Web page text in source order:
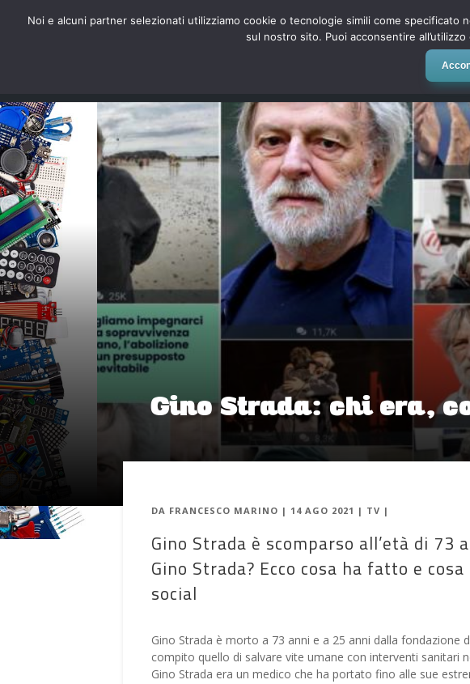
Social
Gino Strada: chi era,
DA FRANCESCO MARINO | 14 AGO 2021 | TV |
Gino Strada è scomparso all’età di
Gino Strada? Ecco cosa ha fatto e
social
Gino Strada è morto a 73 anni e a 25 anni dalla fondazione
compito quello di salvare vite umane con interventi sanitari
Gino Strada era un medico che ha portato fino alle sue
Noi e alcuni partner selezionati utilizziamo cookie o tecnologie simili come
sul nostro sito. Puoi acconsentire